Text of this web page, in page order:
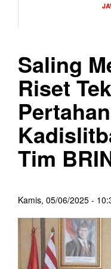
Saling
Riset
Tim
Kamis, 05/06/2025 -